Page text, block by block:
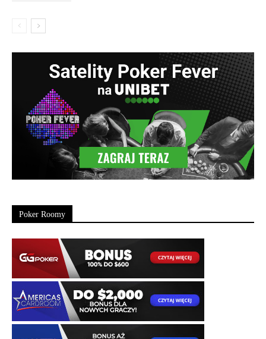
Poker Roomy